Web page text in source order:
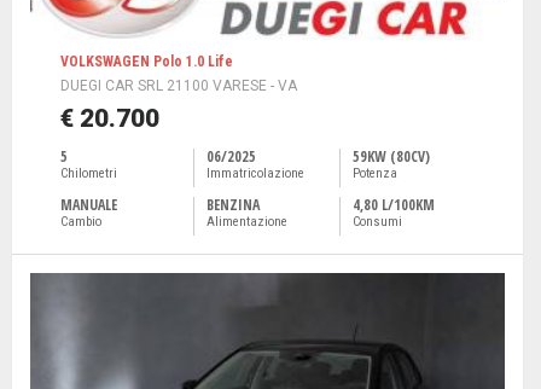
VOLKSWAGEN Polo 1.0 Life
DUEGI CAR SRL 21100 VARESE - VA
€ 20.700
5
Chilometri
06/2025
Immatricolazione
59KW (80CV)
Potenza
MANUALE
Cambio
BENZINA
Alimentazione
4,80 L/100KM
Consumi